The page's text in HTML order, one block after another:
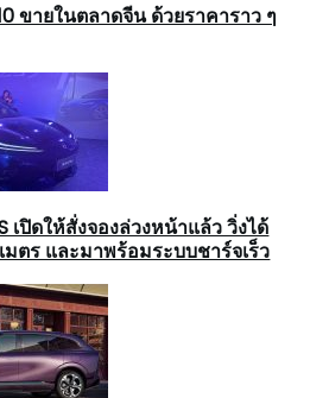
ขายในตลาดจีน ด้วยราคาราว ๆ
เปิดให้สั่งจองล่วงหน้าแล้ว วิ่งได้
มตร และมาพร้อมระบบชาร์จเร็ว